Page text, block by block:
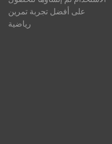
على أفضل تجربة تمرين
رياضية